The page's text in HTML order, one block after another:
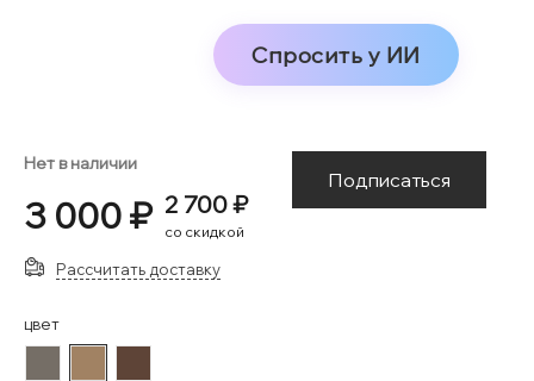
Спросить у ИИ
Нет в наличии
3 000 ₽ 2 700 ₽
со скидкой
Подписаться
Рассчитать доставку
цвет